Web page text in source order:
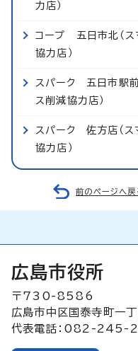
力店）
コープ 五日市北（
協力店）
スパーク 五日市駅
ス削減協力店）
スパーク 佐方店（
協力店）
前のページへ戻
広島市役所
〒730-8586
広島市中区国泰寺町一
代表電話：082-245-